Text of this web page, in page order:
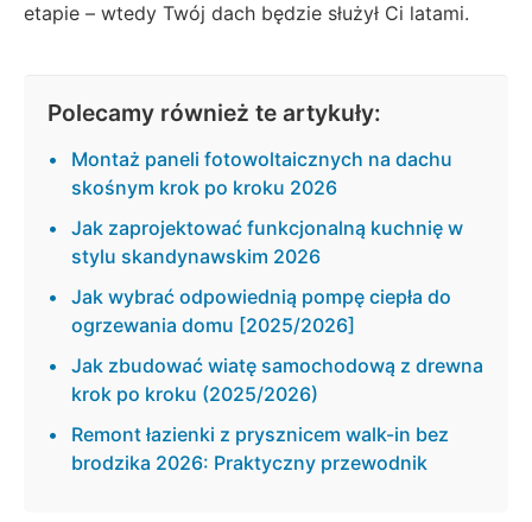
etapie – wtedy Twój dach będzie służył Ci latami.
Polecamy również te artykuły:
Montaż paneli fotowoltaicznych na dachu
skośnym krok po kroku 2026
Jak zaprojektować funkcjonalną kuchnię w
stylu skandynawskim 2026
Jak wybrać odpowiednią pompę ciepła do
ogrzewania domu [2025/2026]
Jak zbudować wiatę samochodową z drewna
krok po kroku (2025/2026)
Remont łazienki z prysznicem walk-in bez
brodzika 2026: Praktyczny przewodnik